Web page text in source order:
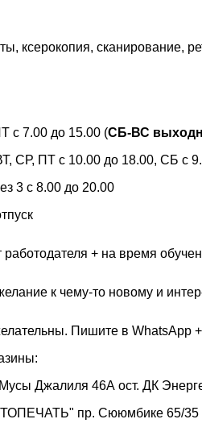
ксерокопия, сканирование,
с 7.00 до 15.00 (СБ-ВС
СР, ПТ с 10.00 до 18.00, СБ с
3 с 8.00 до 20.00
работодателя + на время
к чему-то новому и
Пишите в WhatsApp
Джалиля 46А ост. ДК
пр. Сююмбике 65/35